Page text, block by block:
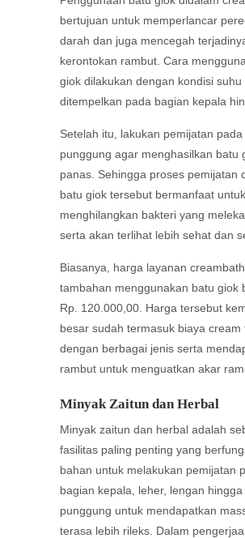
bertujuan untuk memperlancar
darah dan juga mencegah
kerontokan rambut. Cara
giok dilakukan dengan kondisi suhu
ditempelkan pada bagian kepala
Setelah itu, lakukan pemijatan pada
punggung agar menghasilkan batu
panas. Sehingga proses pemijatan
batu giok tersebut bermanfaat untuk
menghilangkan bakteri yang
serta akan terlihat lebih sehat dan
Biasanya, harga layanan
tambahan menggunakan batu giok
Rp. 120.000,00. Harga tersebut
besar sudah termasuk biaya cream
dengan berbagai jenis serta
rambut untuk menguatkan akar
Minyak Zaitun dan Herbal
Minyak zaitun dan herbal adalah
fasilitas paling penting yang
bahan untuk melakukan pemijatan
bagian kepala, leher, lengan hingga
punggung untuk mendapatkan
terasa lebih rileks. Dalam